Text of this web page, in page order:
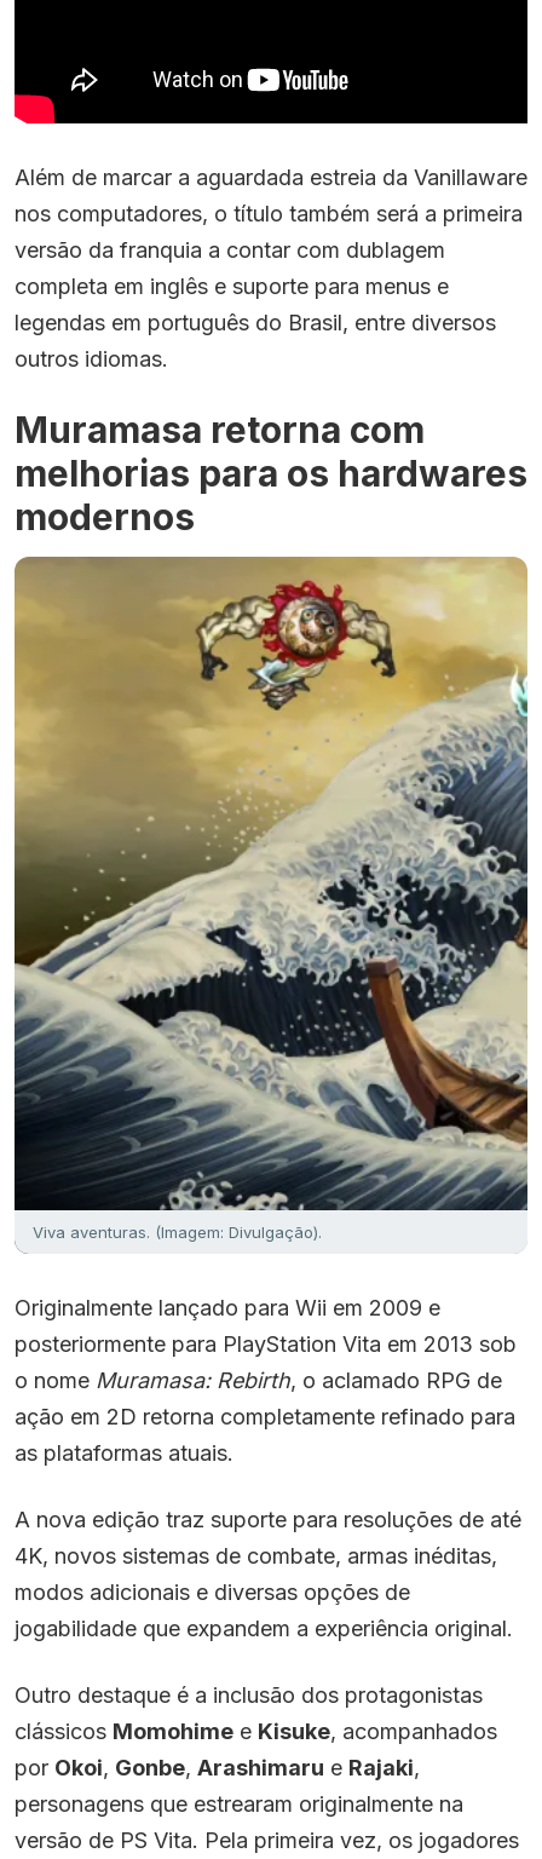
Além de marcar a aguardada estreia da Vanillaware
nos computadores, o título também será a primeira
versão da franquia a contar com dublagem
completa em inglês e suporte para menus e
legendas em português do Brasil, entre diversos
outros idiomas.
Muramasa retorna com
melhorias para os hardwares
modernos
Viva aventuras. (Imagem: Divulgação).
Originalmente lançado para Wii em 2009 e
posteriormente para PlayStation Vita em 2013 sob
o nome Muramasa: Rebirth, o aclamado RPG de
ação em 2D retorna completamente refinado para
as plataformas atuais.
A nova edição traz suporte para resoluções de até
4K, novos sistemas de combate, armas inéditas,
modos adicionais e diversas opções de
jogabilidade que expandem a experiência original.
Outro destaque é a inclusão dos protagonistas
clássicos Momohime e Kisuke, acompanhados
por Okoi, Gonbe, Arashimaru e Rajaki,
personagens que estrearam originalmente na
versão de PS Vita. Pela primeira vez, os jogadores